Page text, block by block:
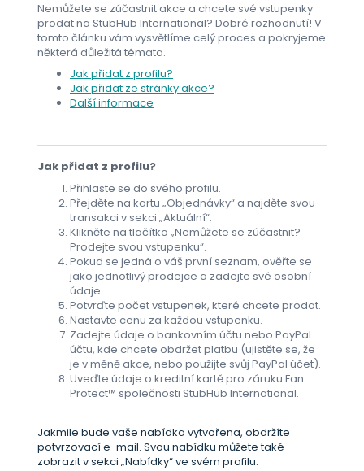
Nemůžete se zúčastnit akce a chcete své vstupenky
prodat na StubHub International? Dobré rozhodnutí! V
tomto článku vám vysvětlíme celý proces a pokryjeme
některá důležitá témata.
Jak přidat z profilu?
Jak přidat ze stránky akce?
Další informace
Jak přidat z profilu?
Přihlaste se do svého profilu.
Přejděte na kartu „Objednávky“ a najděte svou
transakci v sekci „Aktuální“.
Klikněte na tlačítko „Nemůžete se zúčastnit?
Prodejte svou vstupenku“.
Pokud se jedná o váš první seznam, ověřte se
jako jednotlivý prodejce a zadejte své osobní
údaje.
Potvrďte počet vstupenek, které chcete prodat.
Nastavte cenu za každou vstupenku.
Zadejte údaje o bankovním účtu nebo PayPal
účtu, kde chcete obdržet platbu (ujistěte se, že
je v měně akce, nebo použijte svůj PayPal účet).
Uveďte údaje o kreditní kartě pro záruku Fan
Protect™ společnosti StubHub International.
Jakmile bude vaše nabídka vytvořena, obdržíte
potvrzovací e-mail. Svou nabídku můžete také
zobrazit v sekci „Nabídky“ ve svém profilu.